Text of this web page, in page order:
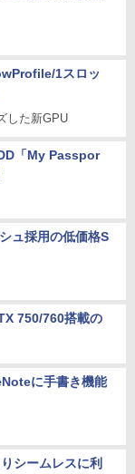
1スロッ
した新GPU
「My Passpor
ュ採用の低価格S
750/760搭載の
に手書き機能
シームレスに利